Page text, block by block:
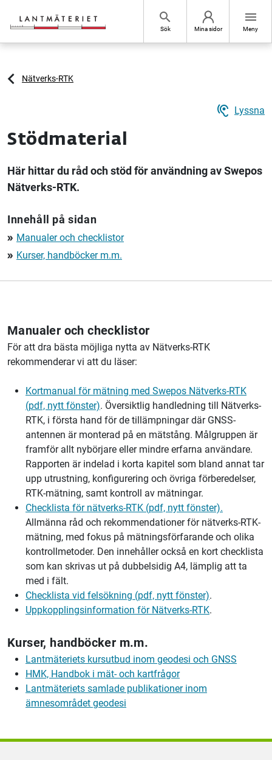
search
Sök Mina sidor
menu
Meny
Nätverks-RTK
hearing Lyssna
Stödmaterial
Här hittar du råd och stöd för användning av Swepos
Nätverks-RTK.
Innehåll på sidan
double_arrow Manualer och checklistor
double_arrow Kurser, handböcker m.m.
Manualer och checklistor
För att dra bästa möjliga nytta av Nätverks-RTK
rekommenderar vi att du läser:
Kortmanual för mätning med Swepos Nätverks-RTK
(pdf, nytt fönster). Översiktlig handledning till Nätverks-
RTK, i första hand för de tillämpningar där GNSS-
antennen är monterad på en mätstång. Målgruppen är
framför allt nybörjare eller mindre erfarna användare.
Rapporten är indelad i korta kapitel som bland annat tar
upp utrustning, konfigurering och övriga förberedelser,
RTK-mätning, samt kontroll av mätningar.
Checklista för nätverks-RTK (pdf, nytt fönster).
Allmänna råd och rekommendationer för nätverks-RTK-
mätning, med fokus på mätningsförfarande och olika
kontrollmetoder. Den innehåller också en kort checklista
som kan skrivas ut på dubbelsidig A4, lämplig att ta
med i fält.
Checklista vid felsökning (pdf, nytt fönster).
Uppkopplingsinformation för Nätverks-RTK.
Kurser, handböcker m.m.
Lantmäteriets kursutbud inom geodesi och GNSS
HMK, Handbok i mät- och kartfrågor
Lantmäteriets samlade publikationer inom
ämnesområdet geodesi